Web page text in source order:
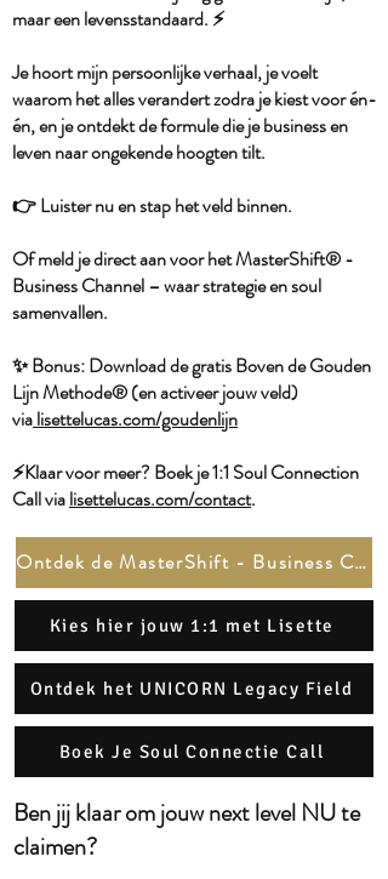
maar een levensstandaard. ⚡️
Je hoort mijn persoonlijke verhaal, je voelt
waarom het alles verandert zodra je kiest voor én-
én, en je ontdekt de formule die je business en
leven naar ongekende hoogten tilt.
👉 Luister nu en stap het veld binnen.
Of meld je direct aan voor het MasterShift® -
Business Channel – waar strategie en soul
samenvallen.
✨ Bonus: Download de gratis Boven de Gouden
Lijn Methode® (en activeer jouw veld)
vialisettelucas.com/goudenlijn
⚡️Klaar voor meer? Boek je 1:1 Soul Connection
Callvialisettelucas.com/contact.
Ontdek de MasterShift - Business Channel
Kies hier jouw 1:1 met Lisette
Ontdek het UNICORN Legacy Field
Boek Je Soul Connectie Call
Ben jij klaar om jouw next level NU te
claimen?